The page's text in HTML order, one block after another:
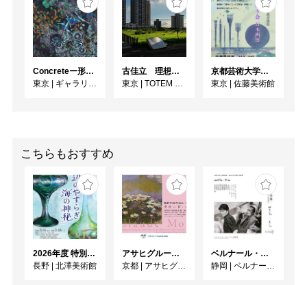
Concreteー形への思いー
東京
ギャラリー絵夢
古佳⽴ 理想と荒野のあいだ
東京
TOTEM POLE PHOTO GALLERY
京都芸術大学通信教育課程 ゆうゆう会日本画展
東京
佐藤美術館
こちらもおすすめ
2026年度 特別展「ガレとドーム、アール･ヌーヴォーのガラス 水辺のやすらぎ、海の神秘」
長野
北澤美術館
アサヒグループ大山崎山荘美術館 開館30周年記念展「没後100年 クロード・モネ」
京都
アサヒグループ大山崎山荘美術館
ベルナール・ビュフェと写真 ーカメラがとらえたビュフェとその時代、そして21 世紀へ
静岡
ベルナール・ビュフェ美術館